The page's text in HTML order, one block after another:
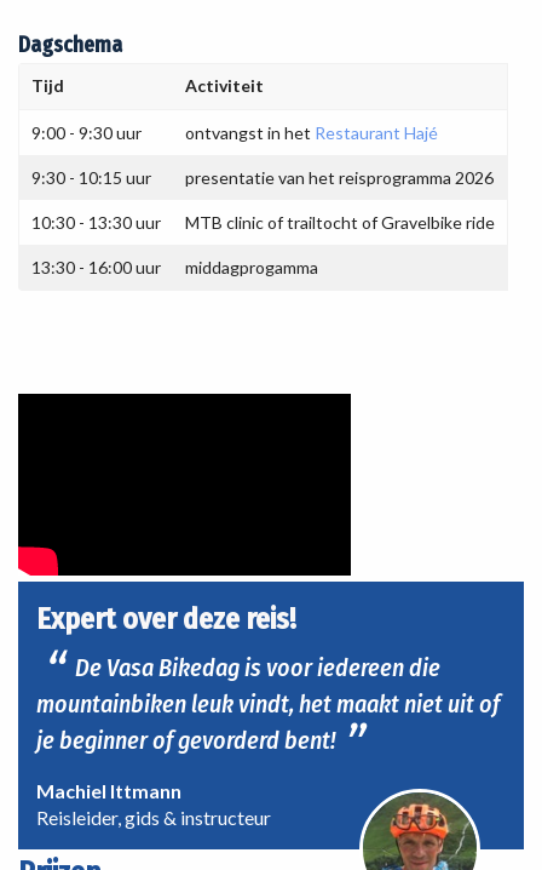
Dagschema
Tijd Activiteit
9:00 - 9:30 uur ontvangst in het Restaurant Hajé
9:30 - 10:15 uur presentatie van het reisprogramma 2026
10:30 - 13:30 uur MTB clinic of trailtocht of Gravelbike ride
13:30 - 16:00 uur middagprogamma
Expert over deze reis!
De Vasa Bikedag is voor iedereen die
mountainbiken leuk vindt, het maakt niet uit of
je beginner of gevorderd bent!
Machiel Ittmann
Reisleider, gids & instructeur